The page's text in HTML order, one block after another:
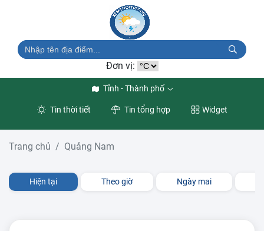
Đơn vị:
Tỉnh - Thành phố
Tin thời tiết Tin tổng hợp Widget
Trang chủ Quảng Nam
Hiện tại Theo giờ Ngày mai